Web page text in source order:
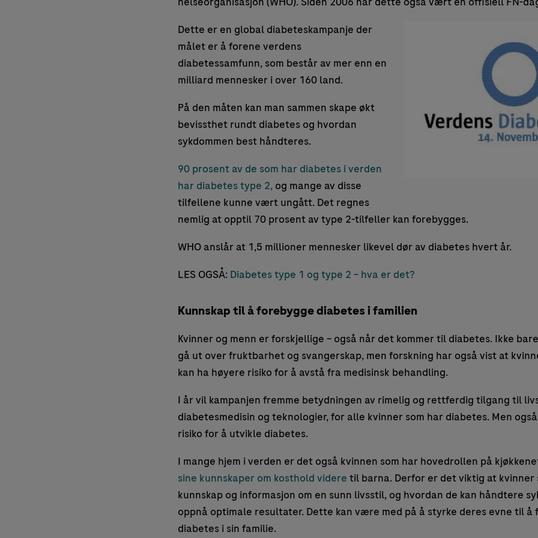
Dette er en global diabeteskampanje der
målet er å forene verdens
diabetessamfunn, som består av mer enn en
milliard mennesker i over 160 land.
På den måten kan man sammen skape økt
bevissthet rundt diabetes og hvordan
sykdommen best håndteres.
90 prosent av de som har diabetes i verden
har diabetes type 2, og mange av disse
tilfellene kunne vært ungått. Det regnes
nemlig at opptil 70 prosent av type 2-tilfeller kan forebygges.
WHO anslår at 1,5 millioner mennesker likevel dør av diabetes hvert år.
LES OGSÅ: Diabetes type 1 og type 2 – hva er det?
Kunnskap til å forebygge diabetes i familien
Kvinner og menn er forskjellige – også når det kommer til diabetes. Ikke
gå ut over fruktbarhet og svangerskap, men forskning har også vist at
kan ha høyere risiko for å avstå fra medisinsk behandling.
I år vil kampanjen fremme betydningen av rimelig og rettferdig tilgang til
diabetesmedisin og teknologier, for alle kvinner som har diabetes. Men
risiko for å utvikle diabetes.
I mange hjem i verden er det også kvinnen som har hovedrollen på
sine kunnskaper om kosthold videre til barna. Derfor er det viktig at kvinner
kunnskap og informasjon om en sunn livsstil, og hvordan de kan håndtere
oppnå optimale resultater. Dette kan være med på å styrke deres evne til å
diabetes i sin familie.